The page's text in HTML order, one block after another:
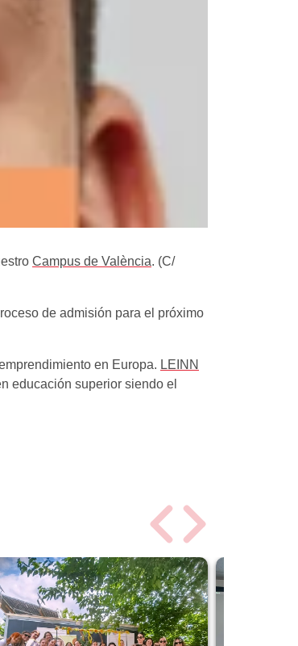
Campus de València. (C/
de admisión para el próximo
en Europa. LEINN
educación superior siendo el